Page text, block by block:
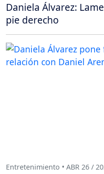
Daniela Álvarez:
pie derecho
Entretenimiento • ABR 26 /